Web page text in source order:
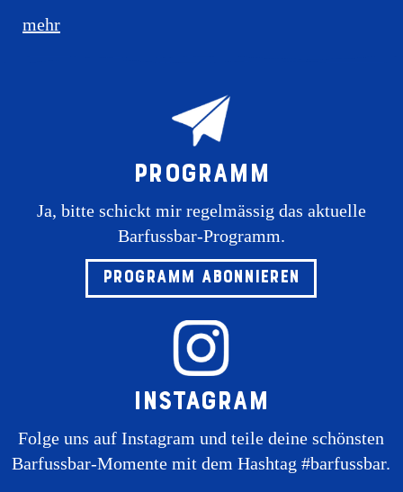
mehr
Programm
Ja, bitte schickt mir regelmässig das aktuelle
Barfussbar-Programm.
Programm abonnieren
Instagram
Folge uns auf Instagram und teile deine schönsten
Barfussbar-Momente mit dem Hashtag #barfussbar.